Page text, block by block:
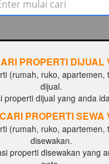
PROPERTI DIJUAL
(rumah, ruko, apartemen,
dijual.
properti dijual yang anda
PROPERTI SEWA
(rumah, ruko, apartemen,
disewakan.
properti disewakan yang